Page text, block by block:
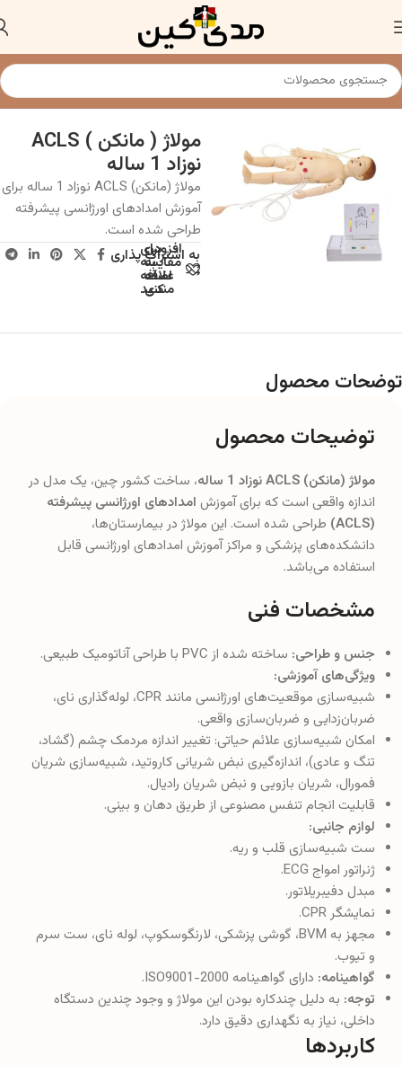
خانه مولاژ و مانکن پزشکی
مولاژ ( مانکن ) ACLS
نوزاد 1 ساله
مولاژ (مانکن) ACLS نوزاد 1 ساله برای
آموزش امدادهای اورژانسی پیشرفته
طراحی شده است.
برای
مقایسه
اضافه
کنید
افزودن
به
علاقه
مندی
به اشتراک پذاری
توضحات محصول
توضیحات محصول
مولاژ (مانکن) ACLS نوزاد 1 ساله
، ساخت کشور چین، یک مدل در
اندازه واقعی است که برای آموزش امدادهای اورژانسی پیشرفته
(ACLS)
طراحی شده است. این مولاژ در بیمارستان‌ها،
دانشکده‌های پزشکی و مراکز آموزش امدادهای اورژانسی قابل
استفاده می‌باشد.
مشخصات فنی
جنس و طراحی: ساخته شده از PVC با طراحی آناتومیک طبیعی.
ویژگی‌های آموزشی:
شبیه‌سازی موقعیت‌های اورژانسی مانند CPR، لوله‌گذاری نای،
ضربان‌زدایی و ضربان‌سازی واقعی.
امکان شبیه‌سازی علائم حیاتی: تغییر اندازه مردمک چشم (گشاد،
تنگ و عادی)، اندازه‌گیری نبض شریانی کاروتید، شبیه‌سازی شریان
فمورال، شریان بازویی و نبض شریان رادیال.
قابلیت انجام تنفس مصنوعی از طریق دهان و بینی.
لوازم جانبی:
ست شبیه‌سازی قلب و ریه.
ژنراتور امواج ECG.
مبدل دفیبریلاتور.
نمایشگر CPR.
مجهز به BVM، گوشی پزشکی، لارنگوسکوپ، لوله نای، ست سرم
و تیوب.
گواهینامه: دارای گواهینامه ISO9001-2000.
توجه: به دلیل چندکاره بودن این مولاژ و وجود چندین دستگاه
داخلی، نیاز به نگهداری دقیق دارد.
کاربردها